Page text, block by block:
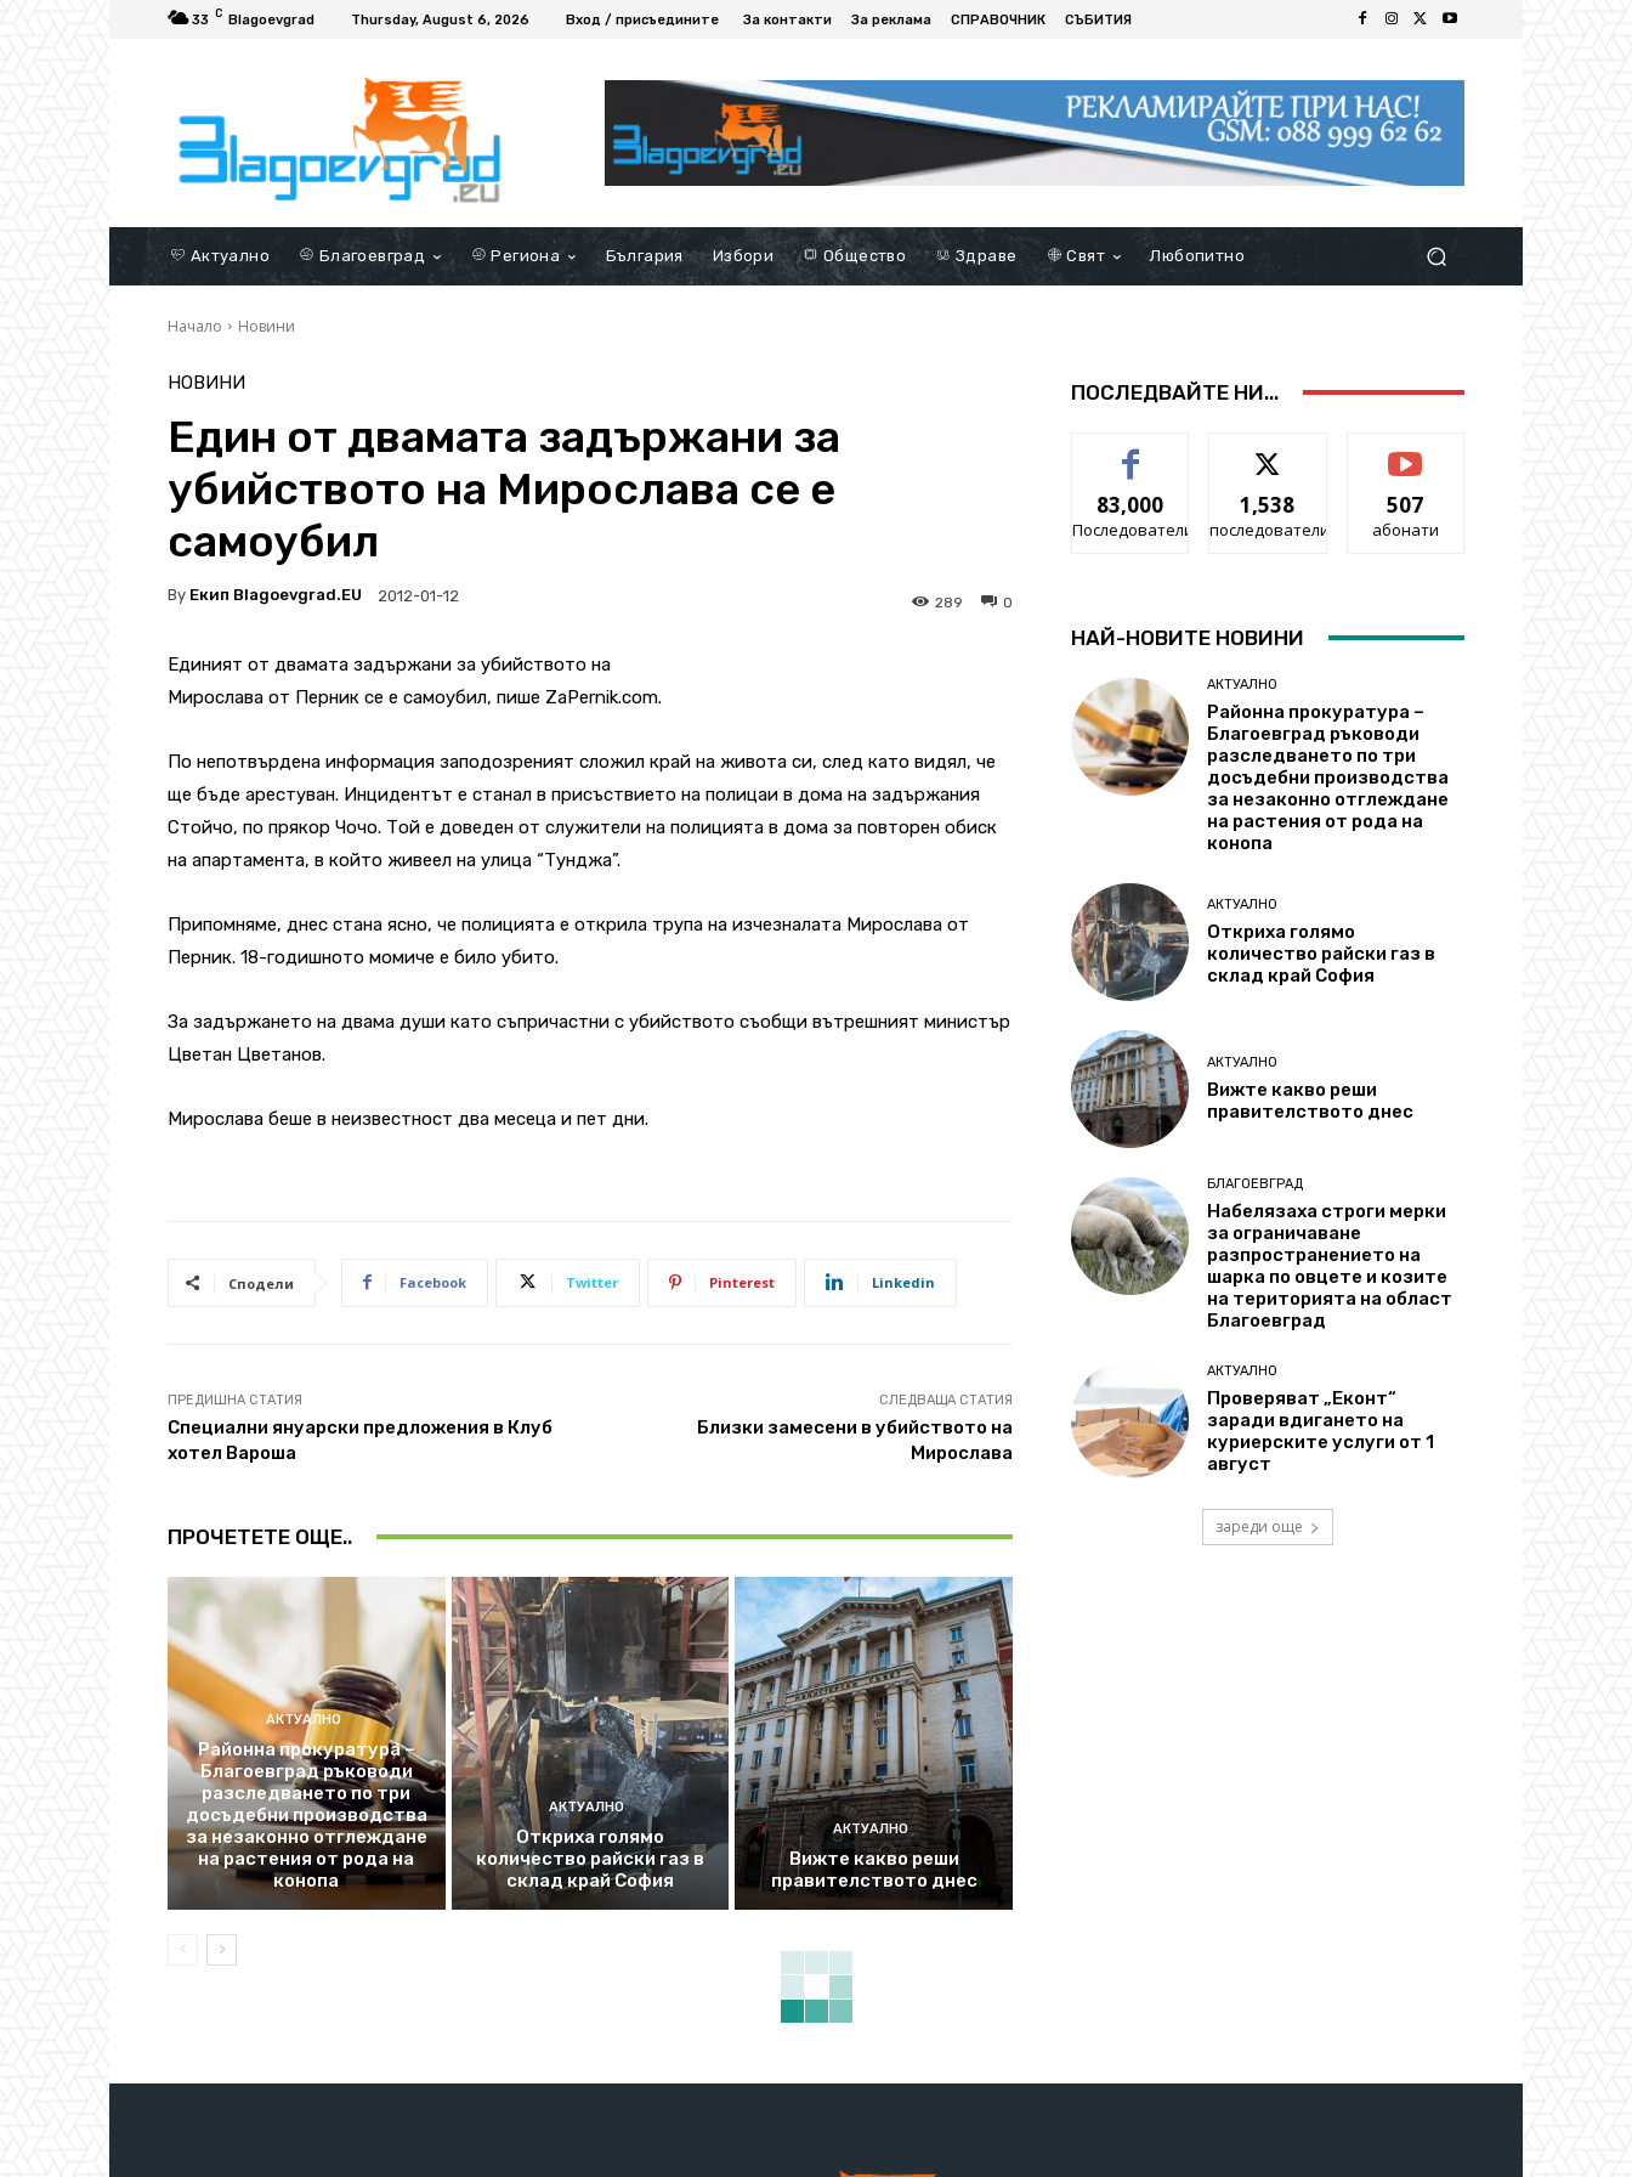
33 C Blagoevgrad Thursday, August 6, 2026 Вход / присъедините За контакти За реклама СПРАВОЧНИК СЪБИТИЯ
Актуално Благоевград Региона България Избори Общество Здраве Свят Любопитно
Начало Новини
НОВИНИ
Един от двамата задържани за
убийството на Мирослава се е
самоубил
By Екип Blagoevgrad.EU 2012-01-12 0
289
Единият от двамата задържани за убийството на
Мирослава от Перник се е самоубил, пише ZaPernik.com.
По непотвърдена информация заподозреният сложил край на живота си, след като видял, че
ще бъде арестуван. Инцидентът е станал в присъствието на полицаи в дома на задържания
Стойчо, по прякор Чочо. Той е доведен от служители на полицията в дома за повторен обиск
на апартамента, в който живеел на улица “Тунджа”.
Припомняме, днес стана ясно, че полицията е открила трупа на изчезналата Мирослава от
Перник. 18-годишното момиче е било убито.
За задържането на двама души като съпричастни с убийството съобщи вътрешният министър
Цветан Цветанов.
Мирослава беше в неизвестност два месеца и пет дни.
Сподели Facebook Twitter Pinterest Linkedin
ПРЕДИШНА СТАТИЯ
Специални януарски предложения в Клуб
хотел Вароша
СЛЕДВАЩА СТАТИЯ
Близки замесени в убийството на
Мирослава
ПРОЧЕТЕТЕ ОЩЕ..
АКТУАЛНО
Районна прокуратура –
Благоевград ръководи
разследването по три
досъдебни производства
за незаконно отглеждане
на растения от рода на
конопа
АКТУАЛНО
Откриха голямо
количество райски газ в
склад край София
АКТУАЛНО
Вижте какво реши
правителството днес
ПОСЛЕДВАЙТЕ НИ...
83,000
Последователи
1,538
последователи
507
абонати
НАЙ-НОВИТЕ НОВИНИ
АКТУАЛНО
Районна прокуратура –
Благоевград ръководи
разследването по три
досъдебни производства
за незаконно отглеждане
на растения от рода на
конопа
АКТУАЛНО
Откриха голямо
количество райски газ в
склад край София
АКТУАЛНО
Вижте какво реши
правителството днес
БЛАГОЕВГРАД
Набелязаха строги мерки
за ограничаване
разпространението на
шарка по овцете и козите
на територията на област
Благоевград
АКТУАЛНО
Проверяват „Еконт“
заради вдигането на
куриерските услуги от 1
август
зареди още